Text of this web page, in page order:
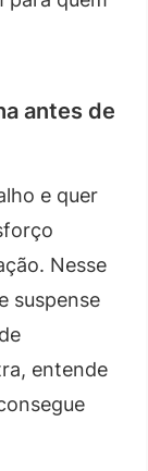
antes de
e quer
Nesse
suspense
entende